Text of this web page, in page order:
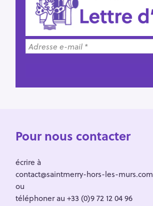
Pour nous contacter
écrire à
contact@saintmerry-hors-les-murs.com
ou
téléphoner au +33 (0)9 72 12 04 96